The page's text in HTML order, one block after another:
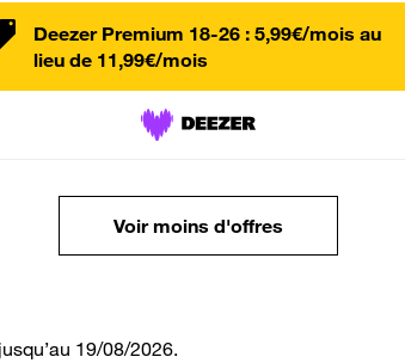
Deezer Premium 18-26 : 5,99€/mois au
lieu de 11,99€/mois
Voir moins d'offres
19/08/2026.